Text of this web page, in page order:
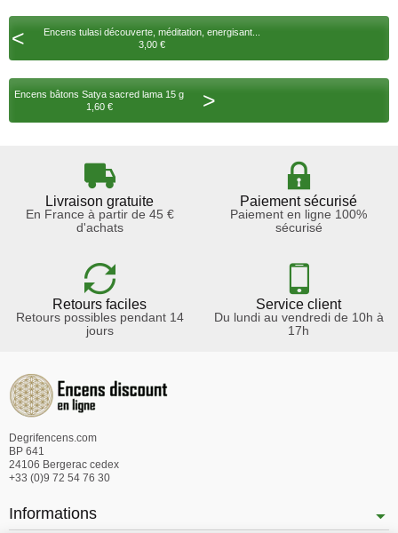
<
Encens tulasi découverte, méditation, energisant...
3,00 €
Encens bâtons Satya sacred lama 15 g
1,60 €
>
Livraison gratuite
En France à partir de 45 €
d'achats
Paiement sécurisé
Paiement en ligne 100%
sécurisé
Retours faciles
Retours possibles pendant 14
jours
Service client
Du lundi au vendredi de 10h à
17h
Degrifencens.com
BP 641
24106 Bergerac cedex
+33 (0)9 72 54 76 30
Informations